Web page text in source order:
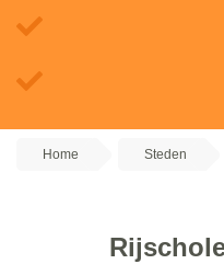
Home Steden